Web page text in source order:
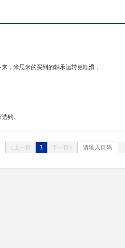
，米思米的买到的轴承运转更顺滑，
购。
上一页 1 下一页